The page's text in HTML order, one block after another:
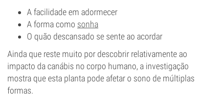
A facilidade em adormecer
A forma como sonha
O quão descansado se sente ao acordar
Ainda que reste muito por descobrir relativamente ao
impacto da canábis no corpo humano, a investigação
mostra que esta planta pode afetar o sono de múltiplas
formas.